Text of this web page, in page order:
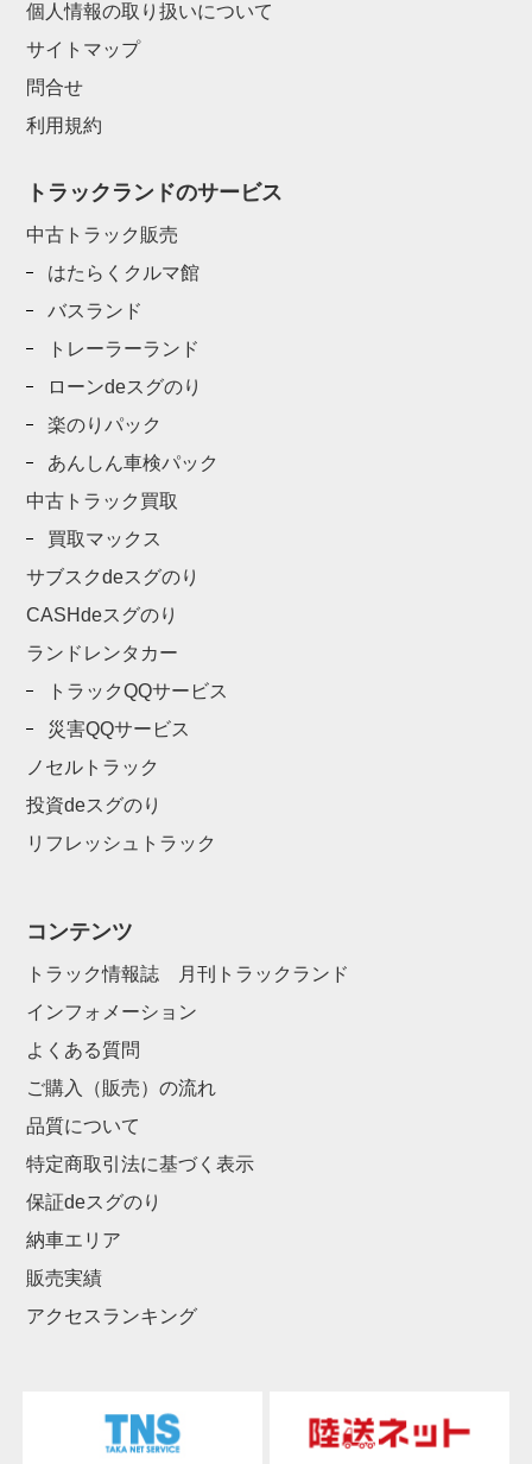
個人情報の取り扱いについて
サイトマップ
問合せ
利用規約
トラックランドのサービス
中古トラック販売
はたらくクルマ館
バスランド
トレーラーランド
ローンdeスグのり
楽のりパック
あんしん車検パック
中古トラック買取
買取マックス
サブスクdeスグのり
CASHdeスグのり
ランドレンタカー
トラックQQサービス
災害QQサービス
ノセルトラック
投資deスグのり
リフレッシュトラック
コンテンツ
トラック情報誌 月刊トラックランド
インフォメーション
よくある質問
ご購入（販売）の流れ
品質について
特定商取引法に基づく表示
保証deスグのり
納車エリア
販売実績
アクセスランキング